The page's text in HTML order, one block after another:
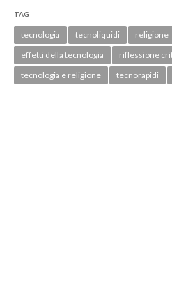
TAG
tecnologia tecnoliquidi religione
effetti della tecnologia
riflessione
tecnologia e religione
tecnorapidi